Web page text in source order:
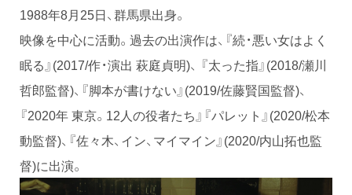
1988年8月25日、群馬県出身。
映像を中心に活動。過去の出演作は、『続・悪い女はよく
眠る』(2017/作・演出 萩庭貞明)、 『太った指』(2018/瀬川
哲郎監督)、『脚本が書けない』(2019/佐藤賢国監督)、
『2020年 東京。12人の役者たち』『パレット』(2020/松本
動監督)、『佐々木、イン、マイマイン』(2020/内山拓也監
督)に出演。